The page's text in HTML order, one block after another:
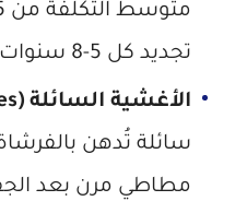
تجديد كل 5-8 سنوات.
الأغشية السائلة (Liquid Membranes):
سائلة تُدهن
مطاطي مرن بعد